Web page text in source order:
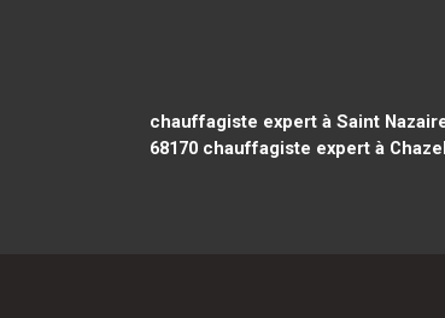
chauffagiste expert à Saint
68170 chauffagiste expert à